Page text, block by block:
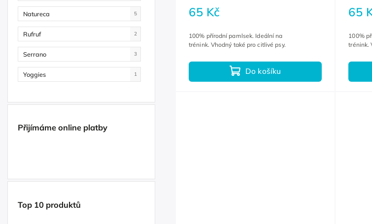
Natureca 5
Rufruf 2
Serrano 3
Yoggies 1
Přijímáme online platby
Top 10 produktů
65 Kč
Do košíku
100% přírodní pamlsek. Ideální na
trénink. Vhodný také pro citlivé psy.
65
100%
trénink.